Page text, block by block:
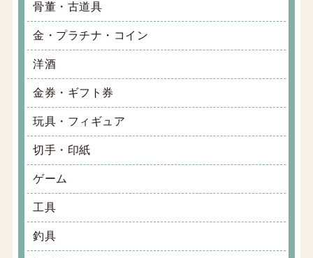
骨董・古道具
金・プラチナ・コイン
洋酒
金券・ギフト券
玩具・フィギュア
切手・印紙
ゲーム
工具
釣具